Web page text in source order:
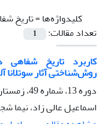
کلیدواژه‌ها =تاریخ
تعداد مقالات:
1
کاربرد تاریخ
روش‌شناختی آثار سوتلانا
دوره 13، شماره 49، زمستان 1396، صفحه
اسماعیل عالی زاد، نیما